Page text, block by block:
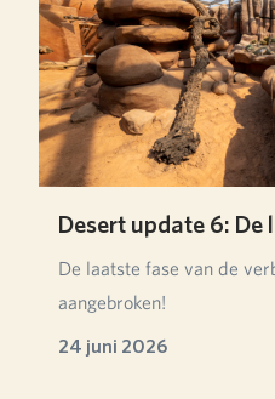
Desert update 6: De
De laatste fase van de
aangebroken!
24 juni 2026